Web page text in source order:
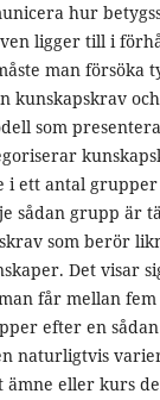
hur
ligger till i
man försöka
kunskapskrav
som
i ett antal
sådan grupp är
som berör
Det visar
får mellan
efter en sådan
naturligtvis
ämne eller kurs